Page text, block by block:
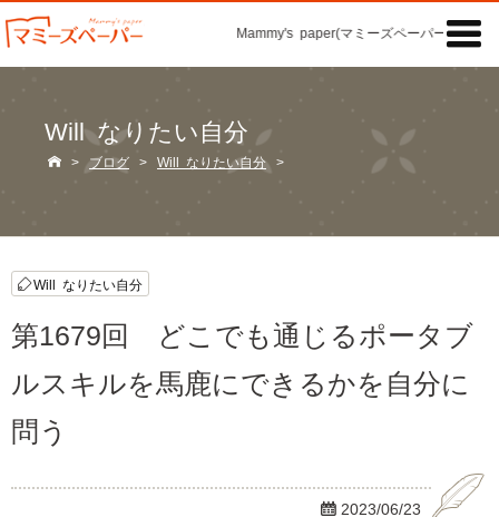
Mammy's paper(マミーズペーパー)の「記事

Will なりたい自分
 > ブログ > Will なりたい自分 >
Will なりたい自分
第1679回 どこでも通じるポータブ
ルスキルを馬鹿にできるかを自分に
問う
 2023/06/23